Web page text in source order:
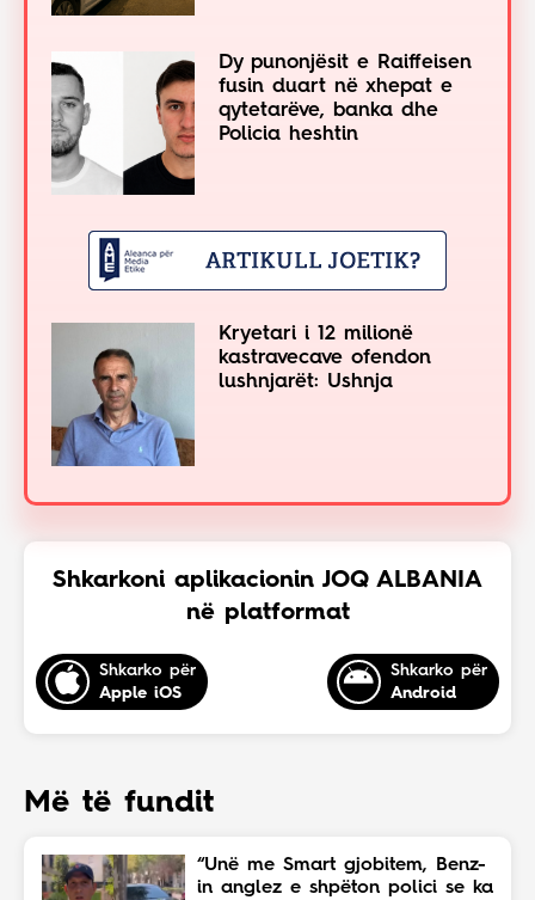
Dy punonjësit e Raiffeisen
fusin duart në xhepat e
qytetarëve, banka dhe
Policia heshtin
Kryetari i 12 milionë
kastravecave ofendon
lushnjarët: Ushnja
Shkarkoni aplikacionin JOQ ALBANIA
në platformat
Shkarko për
Apple iOS
Shkarko për
Android
Më të fundit
“Unë me Smart gjobitem, Benz-
in anglez e shpëton polici se ka